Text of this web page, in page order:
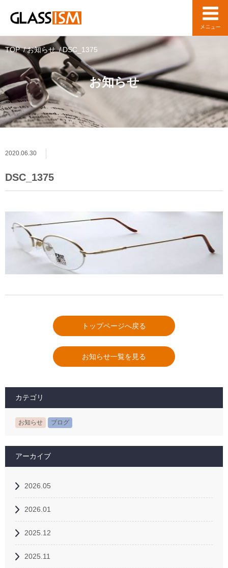
お知らせ
TOP お知らせ DSC_1375
2020.06.30
DSC_1375
トップページへ戻る
お知らせ一覧を見る
カテゴリ
お知らせ ブログ
アーカイブ
2026.05
2026.01
2025.12
2025.11